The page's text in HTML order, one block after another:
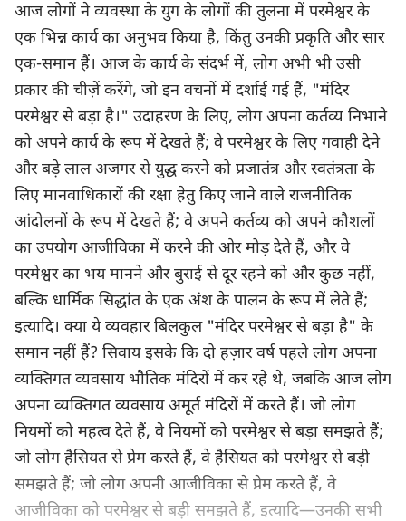
आज लोगों ने व्यवस्था के युग के लोगों की तुलना में परमेश्वर के
एक भिन्न कार्य का अनुभव किया है, किंतु उनकी प्रकृति और सार
एक-समान हैं। आज के कार्य के संदर्भ में, लोग अभी भी उसी
प्रकार की चीज़ें करेंगे, जो इन वचनों में दर्शाई गई हैं, "मंदिर
परमेश्वर से बड़ा है।" उदाहरण के लिए, लोग अपना कर्तव्य निभाने
को अपने कार्य के रूप में देखते हैं; वे परमेश्वर के लिए गवाही देने
और बड़े लाल अजगर से युद्ध करने को प्रजातंत्र और स्वतंत्रता के
लिए मानवाधिकारों की रक्षा हेतु किए जाने वाले राजनीतिक
आंदोलनों के रूप में देखते हैं; वे अपने कर्तव्य को अपने कौशलों
का उपयोग आजीविका में करने की ओर मोड़ देते हैं, और वे
परमेश्वर का भय मानने और बुराई से दूर रहने को और कुछ नहीं,
बल्कि धार्मिक सिद्धांत के एक अंश के पालन के रूप में लेते हैं;
इत्यादि। क्या ये व्यवहार बिलकुल "मंदिर परमेश्वर से बड़ा है" के
समान नहीं हैं? सिवाय इसके कि दो हज़ार वर्ष पहले लोग अपना
व्यक्तिगत व्यवसाय भौतिक मंदिरों में कर रहे थे, जबकि आज लोग
अपना व्यक्तिगत व्यवसाय अमूर्त मंदिरों में करते हैं। जो लोग
नियमों को महत्व देते हैं, वे नियमों को परमेश्वर से बड़ा समझते हैं;
जो लोग हैसियत से प्रेम करते हैं, वे हैसियत को परमेश्वर से बड़ी
समझते हैं; जो लोग अपनी आजीविका से प्रेम करते हैं, वे
आजीविका को परमेश्वर से बड़ी समझते हैं, इत्यादि—उनकी सभी